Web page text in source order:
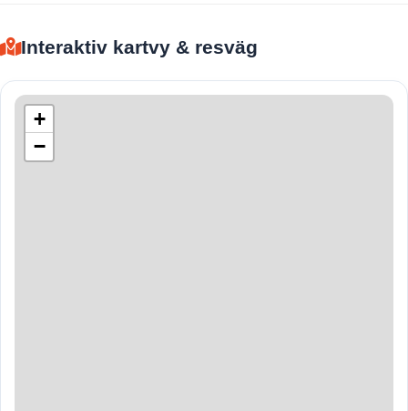
Interaktiv kartvy & resväg
+
−